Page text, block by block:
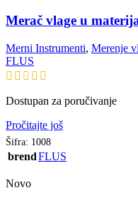
Merač vlage u
Merni Instrumenti, Merenje
FLUS
Dostupan za poručivanje
Pročitajte još
Šifra: 1008
brendFLUS
Novo